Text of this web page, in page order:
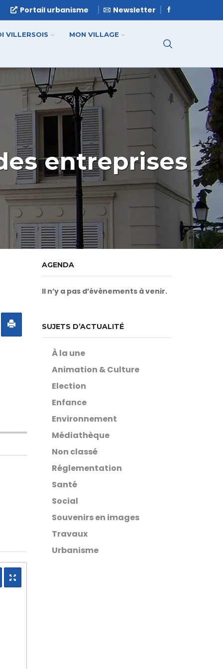
Portail urbanisme Newsletter
VILLERSOIS MON VILLAGE
entreprises
AGENDA
Il n’y a pas d’évènements à venir.
SUJETS D’ACTUALITÉ
À la une
Animation & Culture
Election
Enfance
Environnement
Médiathèque
Non classé
Réglementation
Santé
Social
Souvenirs en images
Travaux
Urbanisme